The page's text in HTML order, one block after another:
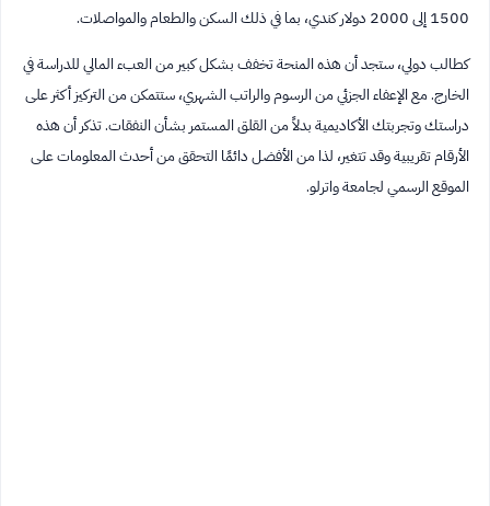
1500 إلى 2000 دولار كندي، بما في ذلك السكن والطعام والمواصلات.
كطالب دولي، ستجد أن هذه المنحة تخفف بشكل كبير من العبء المالي للدراسة في
الخارج. مع الإعفاء الجزئي من الرسوم والراتب الشهري، ستتمكن من التركيز أكثر على
دراستك وتجربتك الأكاديمية بدلاً من القلق المستمر بشأن النفقات. تذكر أن هذه
الأرقام تقريبية وقد تتغير، لذا من الأفضل دائمًا التحقق من أحدث المعلومات على
الموقع الرسمي لجامعة واترلو.